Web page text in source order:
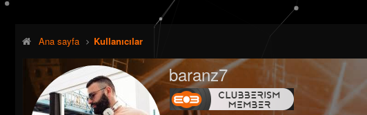
Ana sayfa Kullanıcılar
baranz7